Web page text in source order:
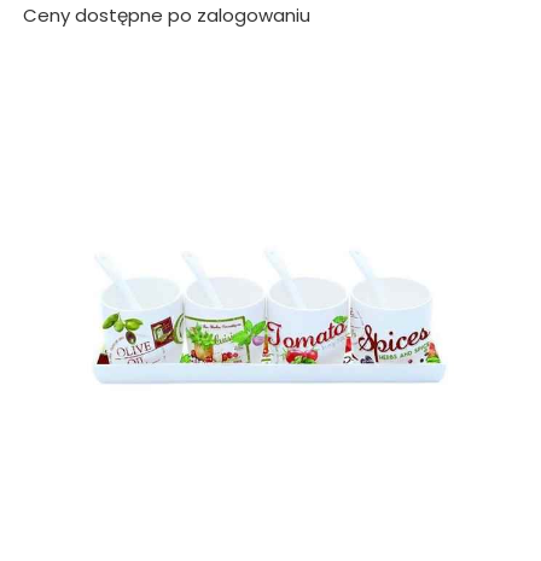
Ceny dostępne po zalogowaniu